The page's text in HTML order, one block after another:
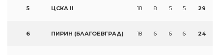
5 ЦСКА II 18 8 5 5 29
6 ПИРИН (БЛАГОЕВГРАД) 18 6 6 6 24